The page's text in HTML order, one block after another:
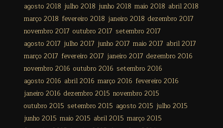
agosto 2018 julho 2018 junho 2018 maio 2018 abril 2018
março 2018 fevereiro 2018 janeiro 2018 dezembro 2017
novembro 2017 outubro 2017 setembro 2017
agosto 2017 julho 2017 junho 2017 maio 2017 abril 2017
março 2017 fevereiro 2017 janeiro 2017 dezembro 2016
novembro 2016 outubro 2016 setembro 2016
agosto 2016 abril 2016 março 2016 fevereiro 2016
janeiro 2016 dezembro 2015 novembro 2015
outubro 2015 setembro 2015 agosto 2015 julho 2015
junho 2015 maio 2015 abril 2015 março 2015